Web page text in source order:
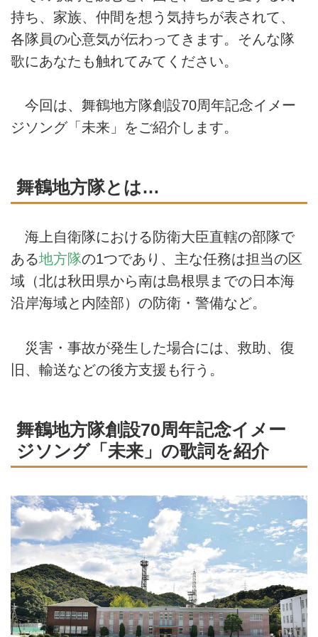
持ち、家族、仲間を想う気持ちが表されて、
各隊員の心意気が伝わってきます。そんな隊
歌にあなたも触れてみてください。
今回は、舞鶴地方隊創設70周年記念イメー
ジソング「未来」をご紹介します。
舞鶴地方隊とは…
海上自衛隊における防衛大臣直轄の部隊で
ある地方隊の1つであり、主な任務は担当の区
域（北は秋田県から南は島根県までの日本海
沿岸海域と内陸部）の防衛・警備など。
災害・事故が発生した場合には、救助、復
旧、輸送などの後方支援も行う。
舞鶴地方隊創設70周年記念イメー
ジソング「未来」の歌詞を紹介